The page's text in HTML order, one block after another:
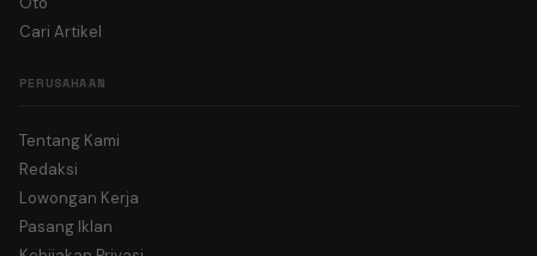
Cari Artikel
PERUSAHAAN
Tentang Kami
Redaksi
Lowongan Kerja
Pasang Iklan